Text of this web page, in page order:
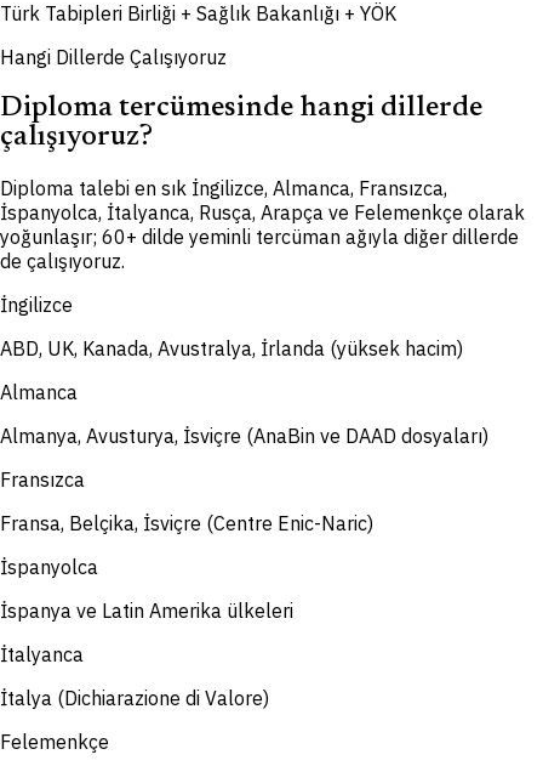
Türk Tabipleri Birliği + Sağlık Bakanlığı + YÖK
Hangi Dillerde Çalışıyoruz
Diploma tercümesinde hangi dillerde
çalışıyoruz?
Diploma talebi en sık İngilizce, Almanca, Fransızca,
İspanyolca, İtalyanca, Rusça, Arapça ve Felemenkçe olarak
yoğunlaşır; 60+ dilde yeminli tercüman ağıyla diğer dillerde
de çalışıyoruz.
İngilizce
ABD, UK, Kanada, Avustralya, İrlanda (yüksek hacim)
Almanca
Almanya, Avusturya, İsviçre (AnaBin ve DAAD dosyaları)
Fransızca
Fransa, Belçika, İsviçre (Centre Enic-Naric)
İspanyolca
İspanya ve Latin Amerika ülkeleri
İtalyanca
İtalya (Dichiarazione di Valore)
Felemenkçe